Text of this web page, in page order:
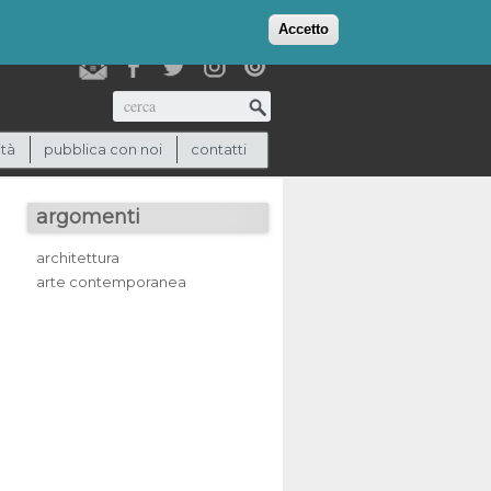
Accetto
(0)
Cerca
pubblica con noi contatti
argomenti
architettura
arte contemporanea